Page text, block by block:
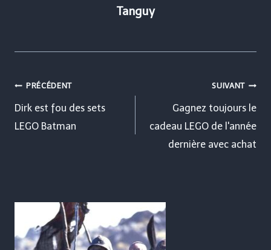
Tanguy
Navigation
de
l’article
PRÉCÉDENT
Dirk est fou des sets
LEGO Batman
SUIVANT
Gagnez toujours le
cadeau LEGO de l'année
dernière avec achat